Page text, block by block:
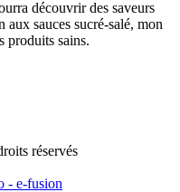
découvrir des saveurs
aux sauces sucré-salé, mon
produits sains.
réservés
- e-fusion